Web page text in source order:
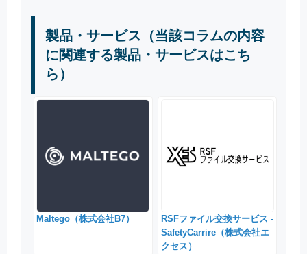
製品・サービス（当該コラムの内容
に関連する製品・サービスはこち
ら）
Maltego（株式会社B7）
RSFファイル交換サービス -
SafetyCarrire（株式会社エ
クセス）